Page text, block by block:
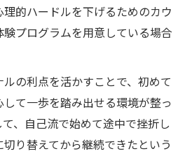
ーソナルで実現するダイエッ
ソナルの活用法徹底解説
ダイエットプランの見つけ方
活用で効果的なダイエットを
的ハードルを下げるためのカウ
プログラムを用意している場合
の利点を活かすことで、初めて
て一歩を踏み出せる環境が整っ
、自己流で始めて途中で挫折し
り替えてから継続できたという